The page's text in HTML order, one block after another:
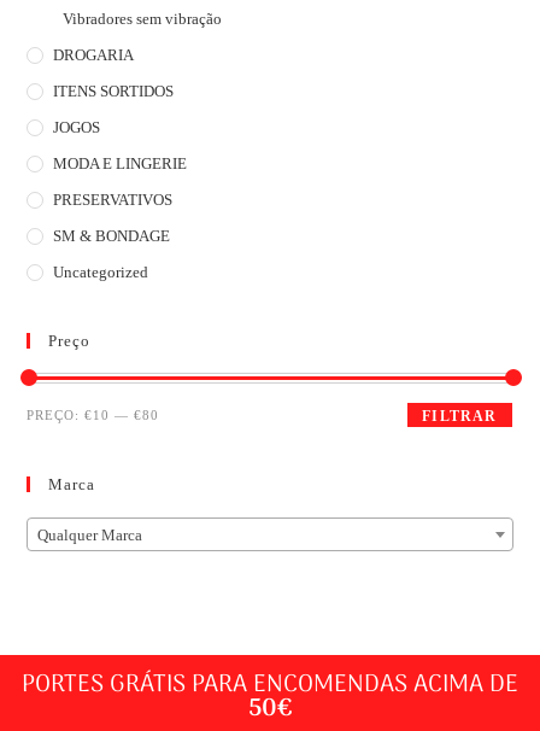
Vibradores sem vibração
DROGARIA
ITENS SORTIDOS
JOGOS
MODA E LINGERIE
PRESERVATIVOS
SM & BONDAGE
Uncategorized
Preço
FILTRAR
PREÇO:€10 —€80
Marca
Qualquer Marca
PORTES GRÁTIS PARA ENCOMENDAS ACIMA DE
50€